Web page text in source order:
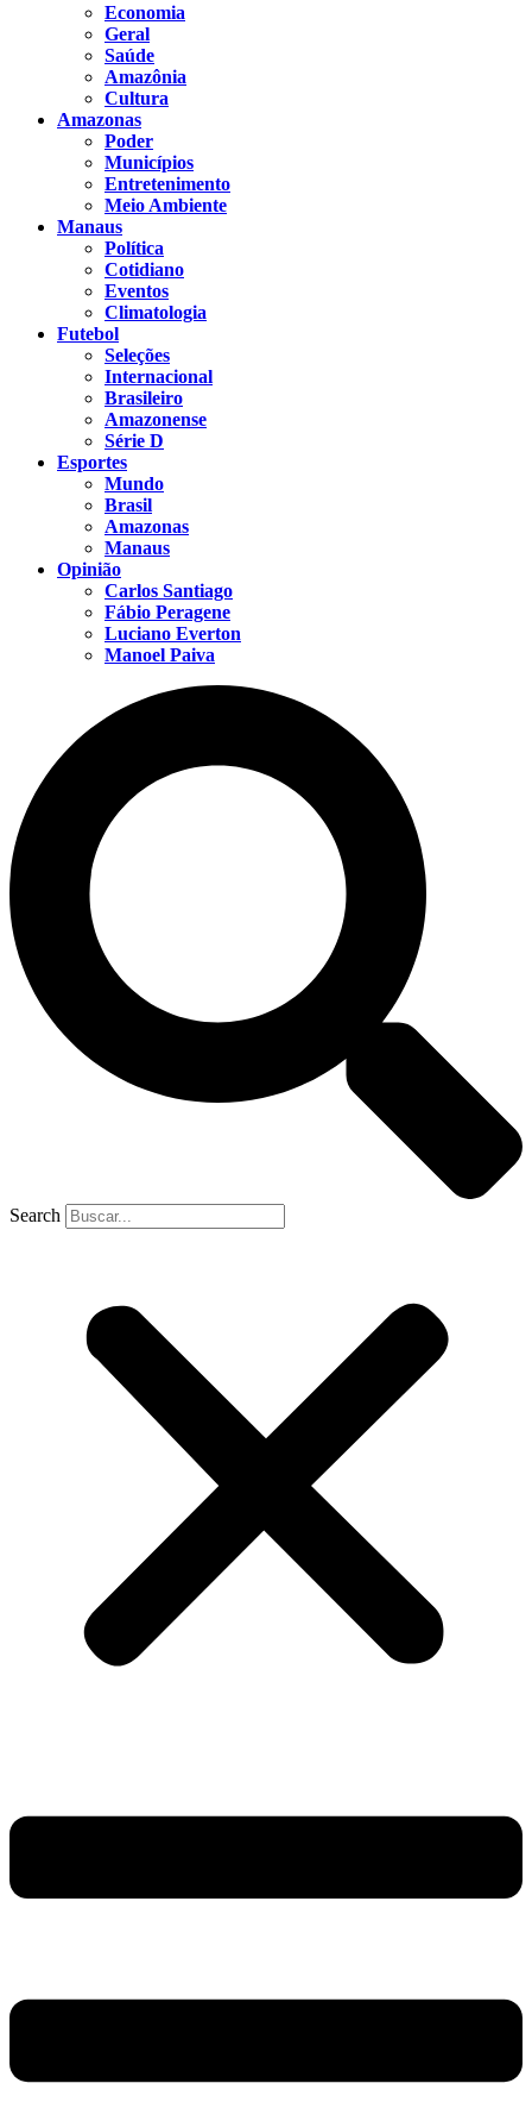
Economia
Geral
Saúde
Amazônia
Cultura
Amazonas
Poder
Municípios
Entretenimento
Meio Ambiente
Manaus
Política
Cotidiano
Eventos
Climatologia
Futebol
Seleções
Internacional
Brasileiro
Amazonense
Série D
Esportes
Mundo
Brasil
Amazonas
Manaus
Opinião
Carlos Santiago
Fábio Peragene
Luciano Everton
Manoel Paiva
Search